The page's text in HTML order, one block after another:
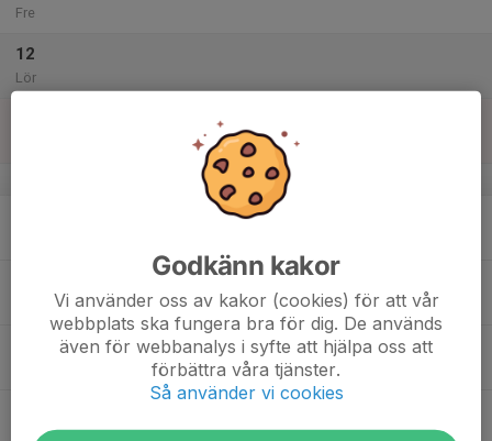
Fre
12
Lör
v.33
Godkänn kakor
Vi använder oss av kakor (cookies) för att vår
webbplats ska fungera bra för dig. De används
även för webbanalys i syfte att hjälpa oss att
förbättra våra tjänster.
Så använder vi cookies